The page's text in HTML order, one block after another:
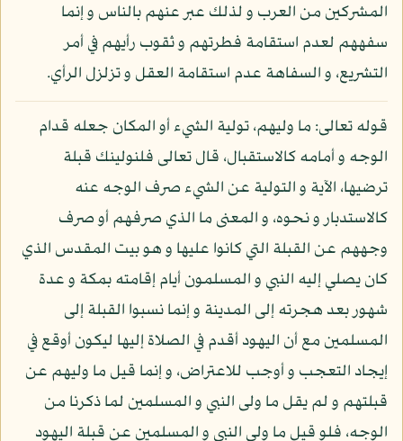
المشركين من العرب و لذلك عبر عنهم بالناس و إنما
سفههم لعدم استقامة فطرتهم و ثقوب رأيهم في أمر
التشريع، و السفاهة عدم استقامة العقل و تزلزل الرأي.
قوله تعالى: ما وليهم، تولية الشيء أو المكان جعله قدام
الوجه و أمامه كالاستقبال، قال تعالى فلنولينك قبلة
ترضيها، الآية و التولية عن الشيء صرف الوجه عنه
كالاستدبار و نحوه، و المعنى ما الذي صرفهم أو صرف
وجههم عن القبلة التي كانوا عليها و هو بيت المقدس الذي
كان يصلي إليه النبي و المسلمون أيام إقامته بمكة و عدة
شهور بعد هجرته إلى المدينة و إنما نسبوا القبلة إلى
المسلمين مع أن اليهود أقدم في الصلاة إليها ليكون أوقع في
إيجاد التعجب و أوجب للاعتراض، و إنما قيل ما وليهم عن
قبلتهم و لم يقل ما ولى النبي و المسلمين لما ذكرنا من
الوجه، فلو قيل ما ولى النبي و المسلمين عن قبلة اليهود